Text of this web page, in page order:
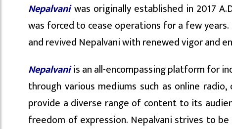
Nepalvani was originally established in 2017
was forced to cease operations for a few
and revived Nepalvani with renewed vigor and
Nepalvani is an all-encompassing platform for
through various mediums such as online
provide a diverse range of content to its
freedom of expression. Nepalvani strives to